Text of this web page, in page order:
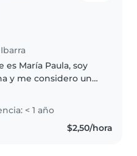
es María Paula, soy
y me considero una
con niños y que
del conocimiento
brindarles,además,..
< 1 año
$2,50/hora